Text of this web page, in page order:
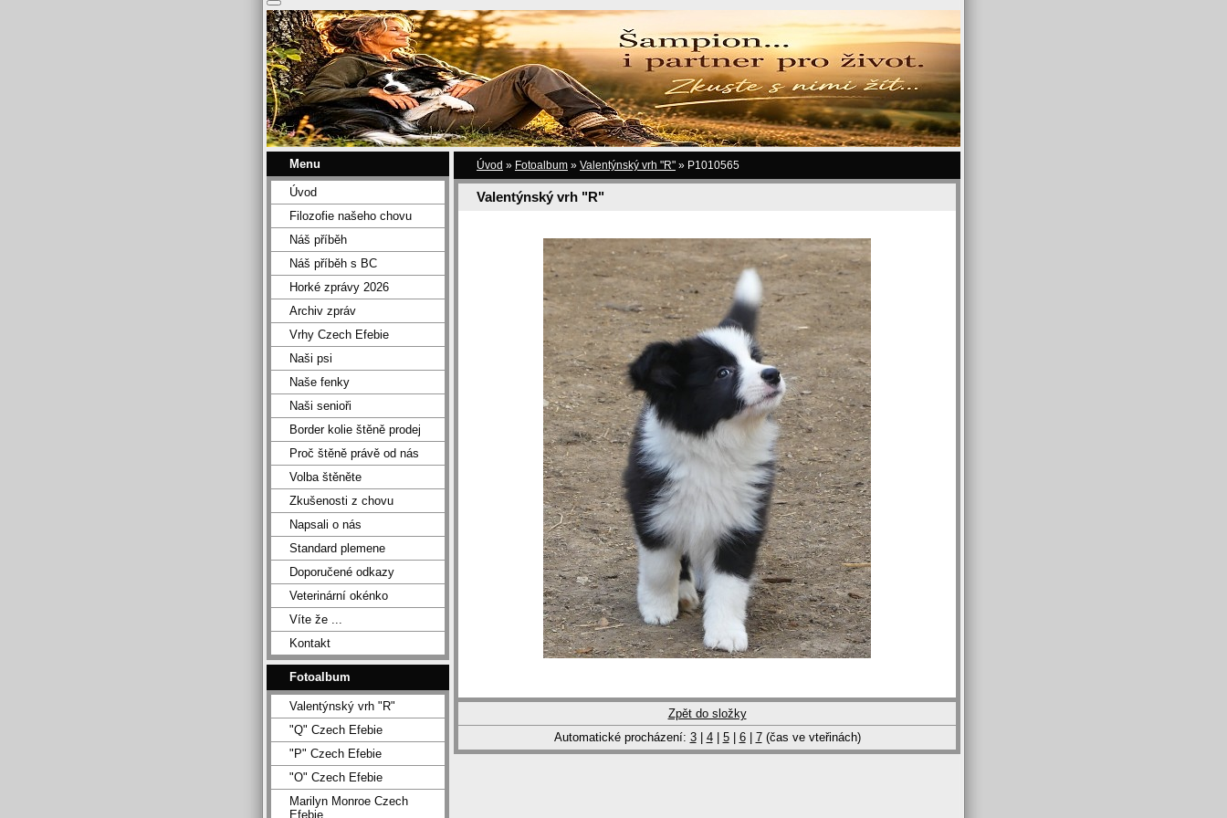
Úvod » Fotoalbum » Valentýnský vrh "R" » P1010565
Valentýnský vrh "R"
Zpět do složky
Automatické procházení: 3| 4| 5| 6| 7(čas ve vteřinách)
Menu
Úvod
Filozofie našeho chovu
Náš příběh
Náš příběh s BC
Horké zprávy 2026
Archiv zpráv
Vrhy Czech Efebie
Naši psi
Naše fenky
Naši senioři
Border kolie štěně prodej
Proč štěně právě od nás
Volba štěněte
Zkušenosti z chovu
Napsali o nás
Standard plemene
Doporučené odkazy
Veterinární okénko
Víte že ...
Kontakt
Fotoalbum
Valentýnský vrh "R"
"Q" Czech Efebie
"P" Czech Efebie
"O" Czech Efebie
Marilyn Monroe Czech
Efebie